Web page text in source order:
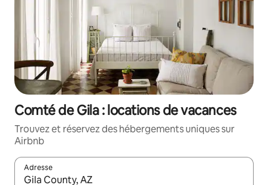
Comté de Gila : locations de vacances
Trouvez et réservez des hébergements uniques sur
Airbnb
Adresse
Lorsque les résultats s'affichent, utilisez les flèches vers le